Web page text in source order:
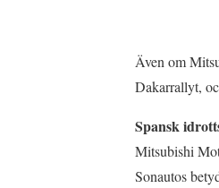
Även om
Dakarrallyt,
Spansk
Mitsubishi
Sonautos